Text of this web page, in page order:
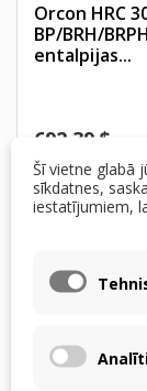
Orcon HRC
BP/BRH/
entalpijas...
692,39 $
Pieejams
Pievienot
Šī vietne glabā
sīkdatnes,
iestatījumiem,